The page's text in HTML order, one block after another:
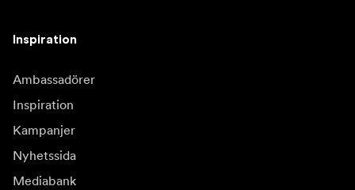
Inspiration
Ambassadörer
Inspiration
Kampanjer
Nyhetssida
Mediabank